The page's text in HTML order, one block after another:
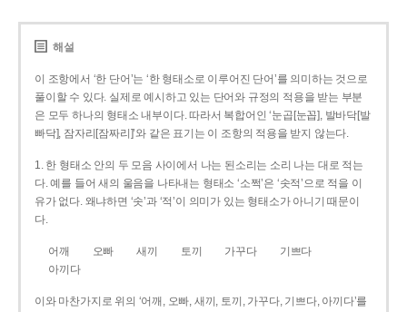
해설
이 조항에서 ‘한 단어’는 ‘한 형태소로 이루어진 단어’를 의미하는 것으로
풀이할 수 있다. 실제로 예시하고 있는 단어와 규정의 적용을 받는 부분
은 모두 하나의 형태소 내부이다. 따라서 복합어인 ‘눈곱[눈꼽], 발바닥[발
빠닥], 잠자리[잠짜리]’와 같은 표기는 이 조항의 적용을 받지 않는다.
1. 한 형태소 안의 두 모음 사이에서 나는 된소리는 소리 나는 대로 적는
다. 예를 들어 새의 울음을 나타내는 형태소 ‘소쩍’은 ‘솟적’으로 적을 이
유가 없다. 왜냐하면 ‘솟’과 ‘적’이 의미가 있는 형태소가 아니기 때문이
다.
어깨 오빠 새끼 토끼 가꾸다
기쁘다
아끼다
이와 마찬가지로 위의 ‘어깨, 오빠, 새끼, 토끼, 가꾸다, 기쁘다, 아끼다’를